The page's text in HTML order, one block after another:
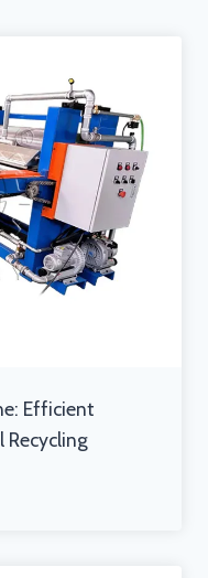
Efficient
Recycling